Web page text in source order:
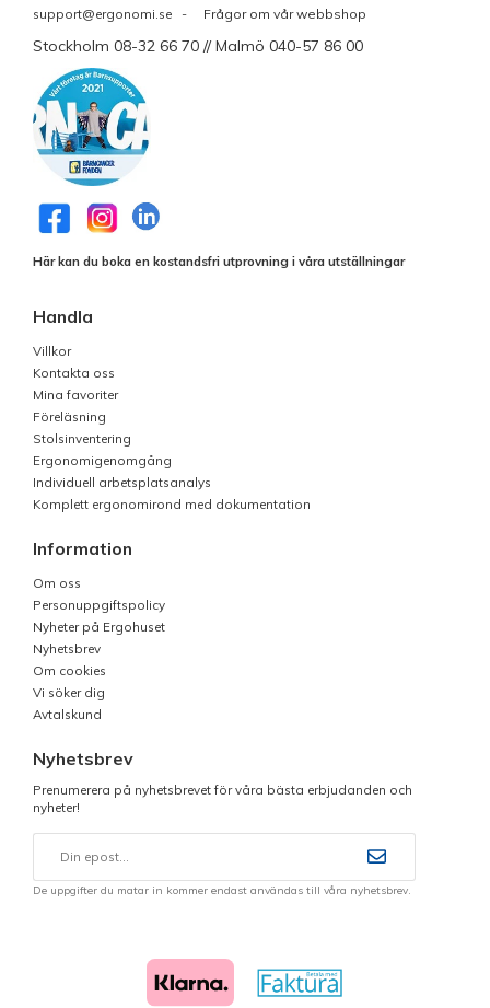
support@ergonomi.se - Frågor om vår webbshop
Stockholm 08-32 66 70 // Malmö 040-57 86 00
Här kan du boka en kostandsfri utprovning i våra utställningar
Handla
Villkor
Kontakta oss
Mina favoriter
Föreläsning
Stolsinventering
Ergonomigenomgång
Individuell arbetsplatsanalys
Komplett ergonomirond med dokumentation
Information
Om oss
Personuppgiftspolicy
Nyheter på Ergohuset
Nyhetsbrev
Om cookies
Vi söker dig
Avtalskund
Nyhetsbrev
Prenumerera på nyhetsbrevet för våra bästa erbjudanden och
nyheter!
De uppgifter du matar in kommer endast användas till våra nyhetsbrev.